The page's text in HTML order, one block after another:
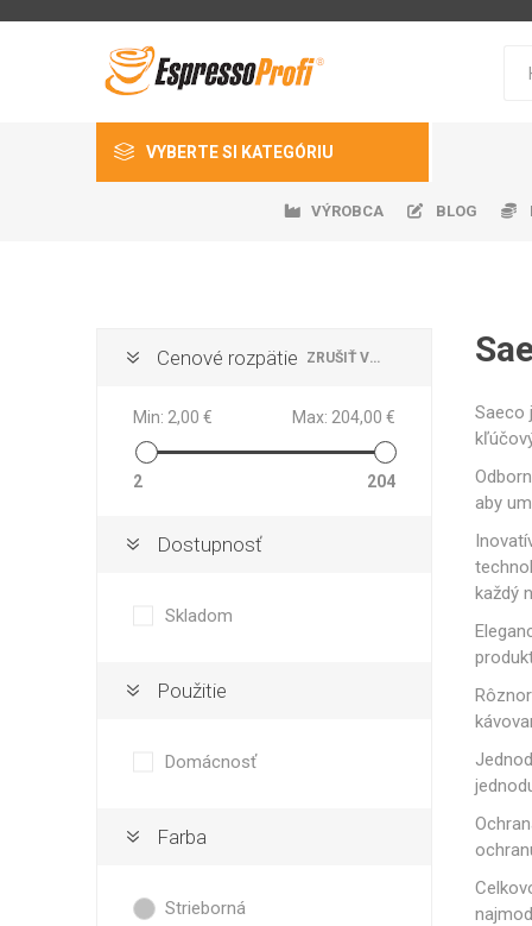
VYBERTE SI KATEGÓRIU
Príslušenstvo
Náhradné diely
Sanitácia a dezinfekcia
VÝROBCA
Isolda /
Isofa
KRYSTAL
Bosch
BLOG
Saeco
aby
každý
ZRUŠIŤ VŠETKO
Cenové rozpätie
Min: 2,00 € Max: 204,00 €
2 204
Dostupnosť
Skladom
Použitie
Domácnosť
Farba
Strieborná